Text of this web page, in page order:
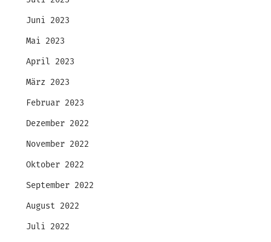
Juni 2023
Mai 2023
April 2023
März 2023
Februar 2023
Dezember 2022
November 2022
Oktober 2022
September 2022
August 2022
Juli 2022